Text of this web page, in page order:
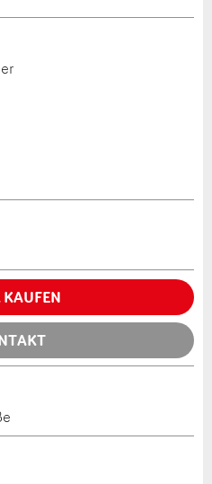
eine Kopie der E-Mail
für die Kontaktpersonen
KAUFEN